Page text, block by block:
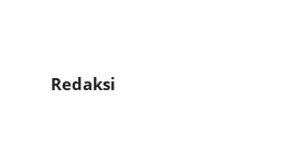
Redaksi